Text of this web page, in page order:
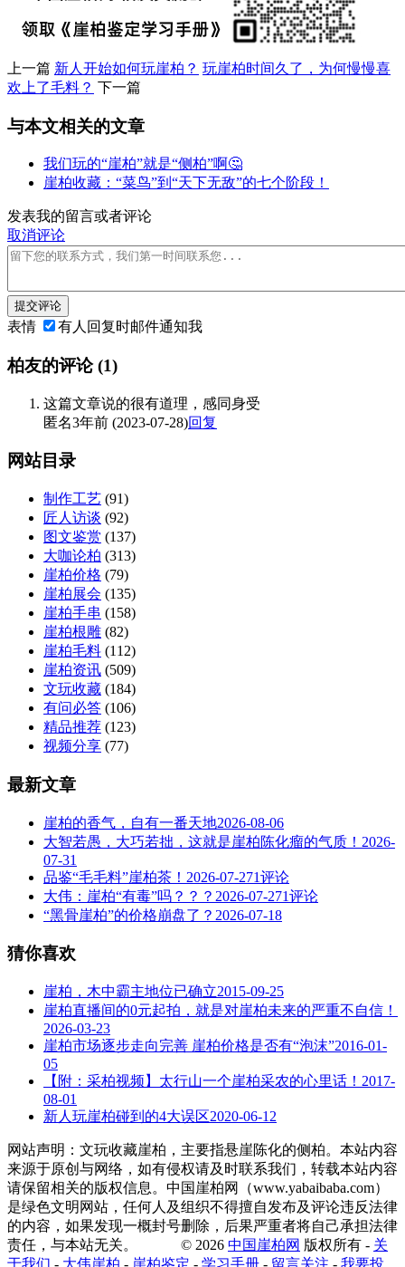
上一篇 新人开始如何玩崖柏？ 玩崖柏时间久了，为何慢慢喜
欢上了毛料？ 下一篇
与本文相关的文章
我们玩的“崖柏”就是“侧柏”啊🤔
崖柏收藏：“菜鸟”到“天下无敌”的七个阶段！
发表我的留言或者评论
取消评论
提交评论
表情 有人回复时邮件通知我
柏友的评论(1)
这篇文章说的很有道理，感同身受
匿名3年前 (2023-07-28)回复
网站目录
制作工艺 (91)
匠人访谈 (92)
图文鉴赏 (137)
大咖论柏 (313)
崖柏价格 (79)
崖柏展会 (135)
崖柏手串 (158)
崖柏根雕 (82)
崖柏毛料 (112)
崖柏资讯 (509)
文玩收藏 (184)
有问必答 (106)
精品推荐 (123)
视频分享 (77)
最新文章
崖柏的香气，自有一番天地2026-08-06
大智若愚，大巧若拙，这就是崖柏陈化瘤的气质！ 2026-
07-31
品鉴“毛毛料”崖柏茶！ 2026-07-271评论
大伟：崖柏“有毒”吗？？？ 2026-07-271评论
“黑骨崖柏”的价格崩盘了？ 2026-07-18
猜你喜欢
崖柏，木中霸主地位已确立2015-09-25
崖柏直播间的0元起拍，就是对崖柏未来的严重不自信！
2026-03-23
崖柏市场逐步走向完善 崖柏价格是否有“泡沫”2016-01-
05
【附：采柏视频】太行山一个崖柏采农的心里话！ 2017-
08-01
新人玩崖柏碰到的4大误区2020-06-12
网站声明：文玩收藏崖柏，主要指悬崖陈化的侧柏。本站内容
来源于原创与网络，如有侵权请及时联系我们，转载本站内容
请保留相关的版权信息。中国崖柏网（www.yabaibaba.com）
是绿色文明网站，任何人及组织不得擅自发布及评论违反法律
的内容，如果发现一概封号删除，后果严重者将自己承担法律
责任，与本站无关。 © 2026 中国崖柏网 版权所有 - 关
于我们 - 大伟崖柏 - 崖柏鉴定 - 学习手册 - 留言关注 - 我要投